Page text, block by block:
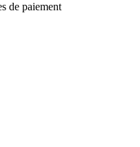
de paiement